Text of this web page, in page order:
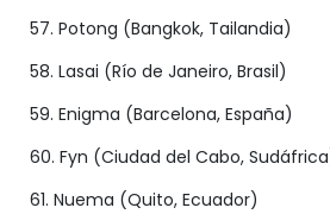
57. Potong (Bangkok, Tailandia)
58. Lasai (Río de Janeiro, Brasil)
59. Enigma (Barcelona, España)
60. Fyn (Ciudad del Cabo,
61. Nuema (Quito, Ecuador)